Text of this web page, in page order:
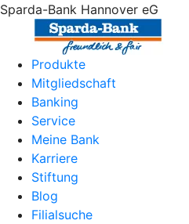
Sparda-Bank Hannover eG
Produkte
Mitgliedschaft
Banking
Service
Meine Bank
Karriere
Stiftung
Blog
Filialsuche